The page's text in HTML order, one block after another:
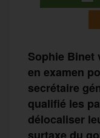
Sophie Binet
en examen
secrétaire
qualifié les
délocaliser
surtaxe du